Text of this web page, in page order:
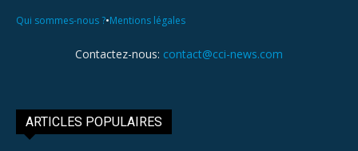
Qui sommes-nous ?•Mentions légales
Contactez-nous: contact@cci-news.com
ARTICLES POPULAIRES